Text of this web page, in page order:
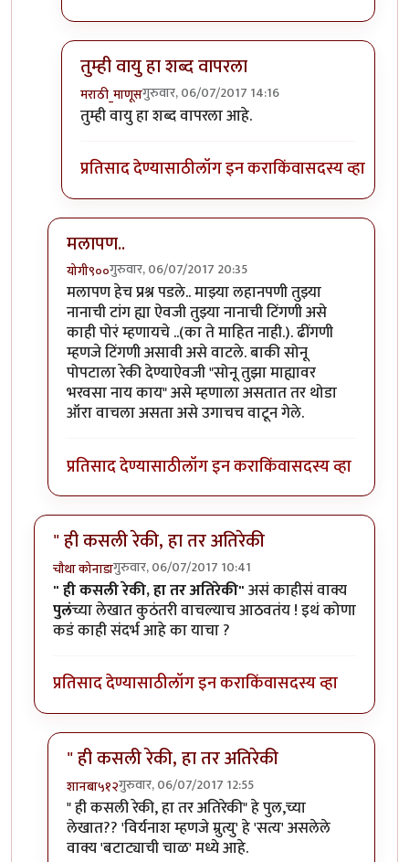
तुम्ही वायु हा शब्द वापरला
मराठी_माणूसगुरुवार, 06/07/2017 14:16
In reply to१) ढींणगी...ओके सॉरी.
तुम्ही वायु हा शब्द वापरला आहे.
प्रतिसाद देण्यासाठीलॉग इन कराकिंवासदस्य व्हा
मलापण..
योगी९००गुरुवार, 06/07/2017 20:35
In reply toकाही प्रश्नbyमराठी_माणूस
मलापण हेच प्रश्न पडले.. माझ्या लहानपणी तुझ्या
नानाची टांग ह्या ऐवजी तुझ्या नानाची टिंगणी असे
काही पोरं म्हणायचे ..(का ते माहित नाही.). ढींगणी
म्हणजे टिंगणी असावी असे वाटले. बाकी सोनू
पोपटाला रेकी देण्याऐवजी "सोनू तुझा माह्यावर
भरवसा नाय काय" असे म्हणाला असतात तर थोडा
ऑरा वाचला असता असे उगाचच वाटून गेले.
प्रतिसाद देण्यासाठीलॉग इन कराकिंवासदस्य व्हा
" ही कसली रेकी, हा तर अतिरेकी
चौथा कोनाडागुरुवार, 06/07/2017 10:41
" ही कसली रेकी, हा तर अतिरेकी"असं काहीसं वाक्य
पुलंच्या लेखात कुठंतरी वाचल्याच आठवतंय ! इथं कोणा
कडं काही संदर्भ आहे का याचा ?
प्रतिसाद देण्यासाठीलॉग इन कराकिंवासदस्य व्हा
" ही कसली रेकी, हा तर अतिरेकी
शानबा५१२गुरुवार, 06/07/2017 12:55
In reply to" ही कसली रेकी, हा तर अतिरेकी
" ही कसली रेकी, हा तर अतिरेकी" हे पुल,च्या
लेखात?? 'विर्यनाश म्हणजे म्रुत्यु' हे 'सत्य' असलेले
वाक्य 'बटाट्याची चाळ' मध्ये आहे.